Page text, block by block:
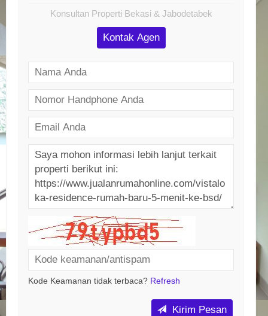
Konsultan Properti Bekasi & Jabodetabek
Kontak Agen
Kode Keamanan tidak terbaca? Refresh
Kirim Pesan